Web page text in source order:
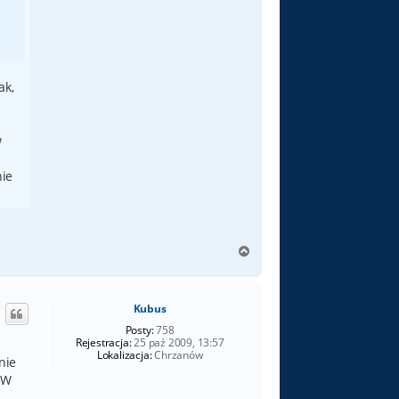
g
Kubus
Posty:758
Rejestracja:25 paź 2009, 13:57
Lokalizacja:Chrzanów